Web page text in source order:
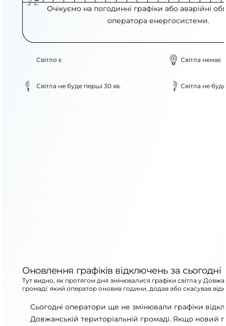
Очікуємо на погодинні графіки або аварійні
оператора енергосистеми.
Світло є Світла немає
Світла не буде перші 30 хв. Світла не
Оновлення графіків відключень за сьогодні
Тут видно, як протягом дня змінювалися графіки світла у
громаді: який оператор оновив години, додав або скасував
Сьогодні оператори ще не змінювали графіки
Довжанській територіальній громаді. Якщо новий